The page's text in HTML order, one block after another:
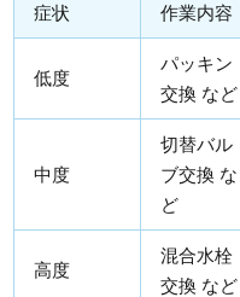
症状 作業内容
低度
パッキン
交換 など
中度
切替バル
ブ交換 な
ど
高度
混合水栓
交換 など